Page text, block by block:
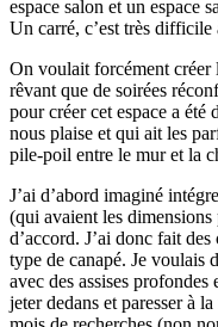
espace salon et un espace
Un carré, c’est très
On voulait forcément créer
rêvant que de soirées
pour créer cet espace a
nous plaise et qui ait les
pile-poil entre le mur et la
J’ai d’abord imaginé
(qui avaient les dimensions
d’accord. J’ai donc fait
type de canapé. Je voulais
avec des assises
jeter dedans et paresser à